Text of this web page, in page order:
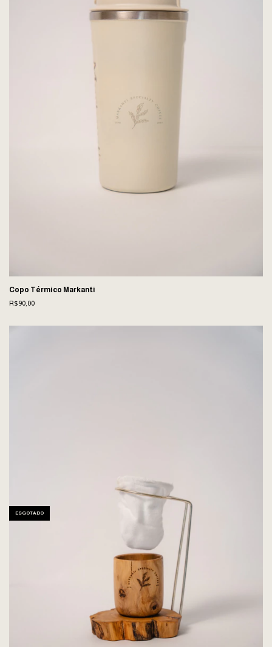
Copo Térmico Markanti
R$90,00
ESGOTADO